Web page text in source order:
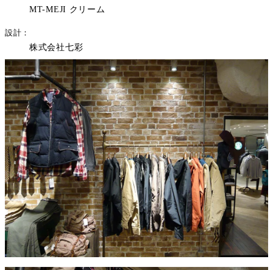
MT-MEJI クリーム
設計
株式会社七彩